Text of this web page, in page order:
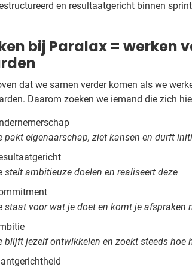
en resultaatgericht binnen
bij Paralax = werken
dat we samen verder komen als we
Daarom zoeken we iemand die zich
pakt eigenaarschap, ziet kansen en durft
stelt ambitieuze doelen en realiseert deze
staat voor wat je doet en komt je afspraken
blijft jezelf ontwikkelen en zoekt steeds hoe